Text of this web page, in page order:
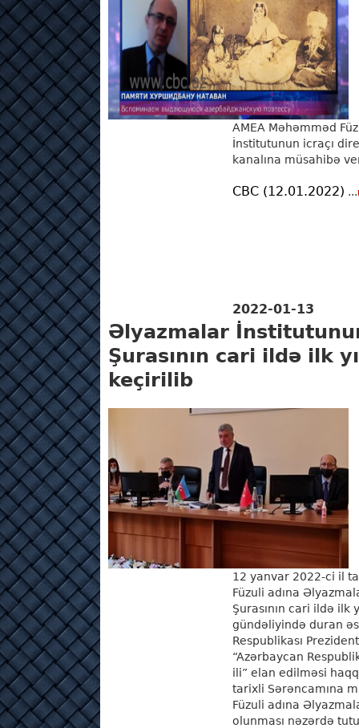
AMEA Məhəmməd
İnstitutunun icraçı
kanalına müsahibə
CBC (12.01.2022) ...
2022-01-13
Əlyazmalar
Şurasının cari ildə ilk
keçirilib
12 yanvar 2022-ci il
Füzuli adına
Şurasının cari ildə ilk
gündəliyində duran
Respublikası
“Azərbaycan
ili” elan edilməsi
tarixli Sərəncamına
Füzuli adına
olunması nəzərdə